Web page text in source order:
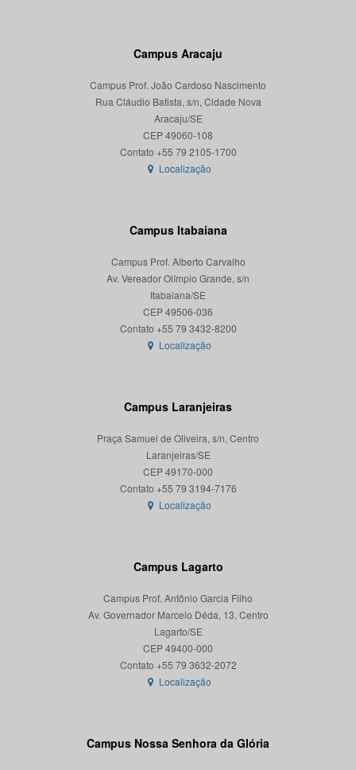
Campus Aracaju
Campus Prof. João Cardoso Nascimento
Rua Cláudio Batista, s/n, Cidade Nova
Aracaju/SE
CEP 49060-108
Localização
Campus Itabaiana
Campus Prof. Alberto Carvalho
Av. Vereador Olímpio Grande, s/n
Itabaiana/SE
CEP 49506-036
Localização
Campus Laranjeiras
Praça Samuel de Oliveira, s/n, Centro
Laranjeiras/SE
CEP 49170-000
Localização
Campus Lagarto
Campus Prof. Antônio Garcia Filho
Av. Governador Marcelo Déda, 13, Centro
Lagarto/SE
CEP 49400-000
Localização
Campus Nossa Senhora da Glória